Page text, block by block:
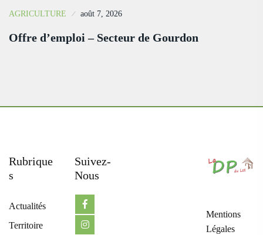
AGRICULTURE août 7, 2026
Offre d’emploi – Secteur de Gourdon
Rubrique
S
Actualités
Territoire
Suivez-
Nous
Mentions
Légales